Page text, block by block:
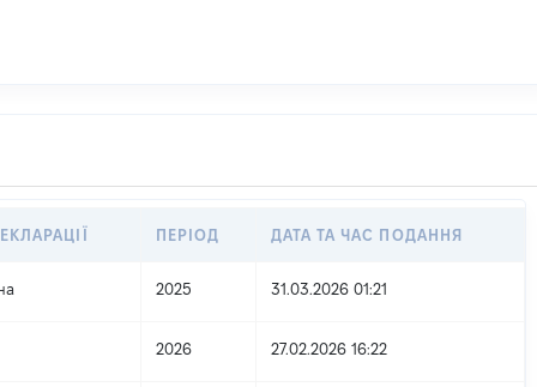
ПЕРІОД ДАТА ТА ЧАС ПОДАННЯ
2025 31.03.2026 01:21
2026 27.02.2026 16:22